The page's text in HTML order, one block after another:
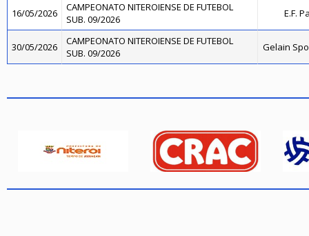
16/05/2026
CAMPEONATO NITEROIENSE DE FUTEBOL
SUB. 09/2026
E.F.
30/05/2026
CAMPEONATO NITEROIENSE DE FUTEBOL
SUB. 09/2026
Gelain